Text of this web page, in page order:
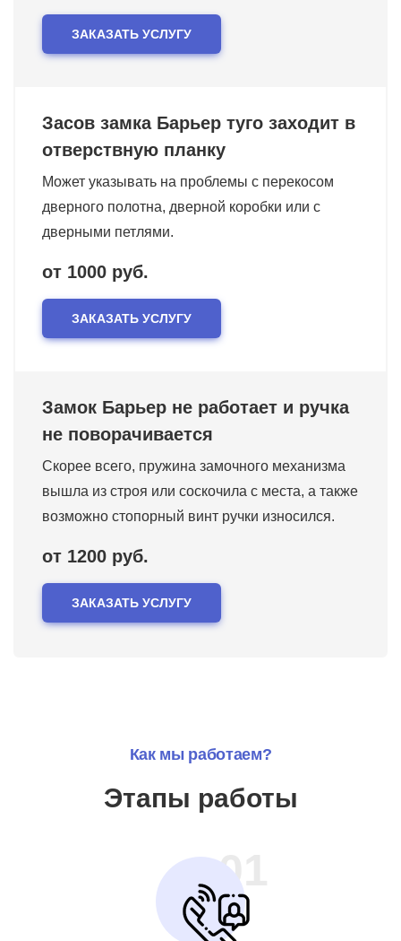
ЗАКАЗАТЬ УСЛУГУ
Засов замка Барьер туго заходит в
отверствную планку
Может указывать на проблемы с перекосом
дверного полотна, дверной коробки или с
дверными петлями.
от 1000 руб.
ЗАКАЗАТЬ УСЛУГУ
Замок Барьер не работает и ручка
не поворачивается
Скорее всего, пружина замочного механизма
вышла из строя или соскочила с места, а также
возможно стопорный винт ручки износился.
от 1200 руб.
ЗАКАЗАТЬ УСЛУГУ
Как мы работаем?
Этапы работы
01